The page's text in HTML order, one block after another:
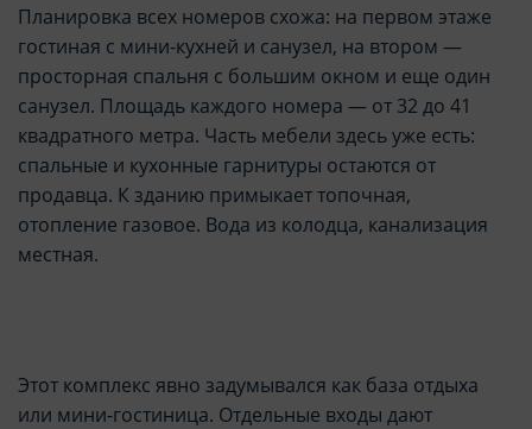
Планировка всех номеров схожа: на первом этаже
гостиная с мини-кухней и санузел, на втором —
просторная спальня с большим окном и еще один
санузел. Площадь каждого номера — от 32 до 41
квадратного метра. Часть мебели здесь уже есть:
спальные и кухонные гарнитуры остаются от
продавца. К зданию примыкает топочная,
отопление газовое. Вода из колодца, канализация
местная.
Этот комплекс явно задумывался как база отдыха
или мини-гостиница. Отдельные входы дают